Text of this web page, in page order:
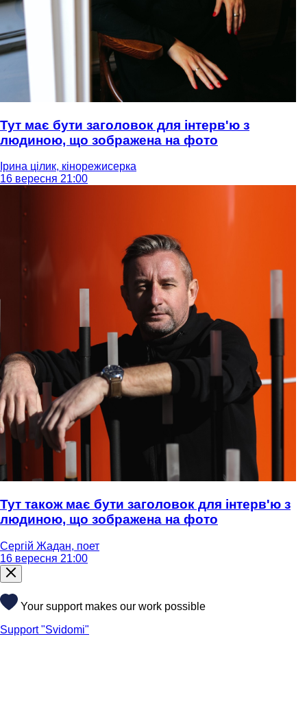
Тут має бути заголовок для інтерв'ю з
людиною, що зображена на фото
Ірина цілик, кінорежисерка
16 вересня 21:00
Тут також має бути заголовок для інтерв'ю з
людиною, що зображена на фото
Сергій Жадан, поет
16 вересня 21:00
Your support makes our work possible
Support "Svidomi"